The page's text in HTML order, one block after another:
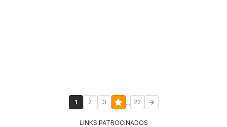
1 2 3 ... 22
LINKS PATROCINADOS